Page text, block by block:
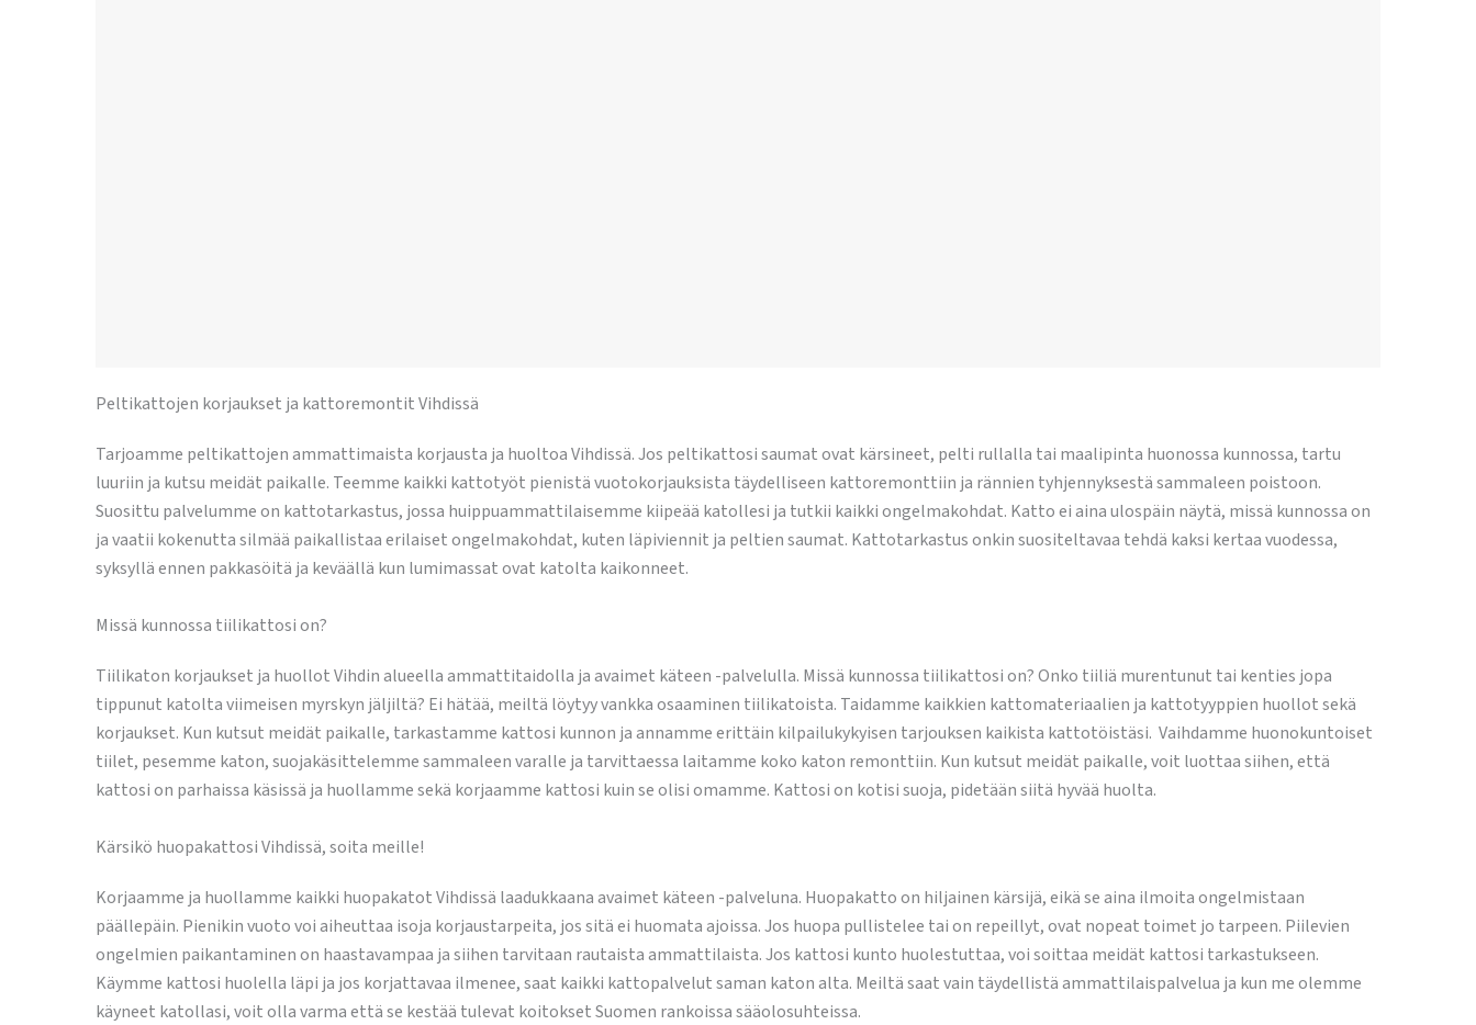
Peltikattojen korjaukset ja kattoremontit Vihdissä
Tarjoamme peltikattojen ammattimaista korjausta ja huoltoa Vihdissä. Jos peltikattosi saumat ovat kärsineet, pelti rullalla tai maalipinta huonossa kunnossa, tartu
luuriin ja kutsu meidät paikalle. Teemme kaikki kattotyöt pienistä vuotokorjauksista täydelliseen kattoremonttiin ja rännien tyhjennyksestä sammaleen poistoon.
Suosittu palvelumme on kattotarkastus, jossa huippuammattilaisemme kiipeää katollesi ja tutkii kaikki ongelmakohdat. Katto ei aina ulospäin näytä, missä kunnossa on
ja vaatii kokenutta silmää paikallistaa erilaiset ongelmakohdat, kuten läpiviennit ja peltien saumat. Kattotarkastus onkin suositeltavaa tehdä kaksi kertaa vuodessa,
syksyllä ennen pakkasöitä ja keväällä kun lumimassat ovat katolta kaikonneet.
Missä kunnossa tiilikattosi on?
Tiilikaton korjaukset ja huollot Vihdin alueella ammattitaidolla ja avaimet käteen -palvelulla. Missä kunnossa tiilikattosi on? Onko tiiliä murentunut tai kenties jopa
tippunut katolta viimeisen myrskyn jäljiltä? Ei hätää, meiltä löytyy vankka osaaminen tiilikatoista. Taidamme kaikkien kattomateriaalien ja kattotyyppien huollot sekä
korjaukset. Kun kutsut meidät paikalle, tarkastamme kattosi kunnon ja annamme erittäin kilpailukykyisen tarjouksen kaikista kattotöistäsi. Vaihdamme huonokuntoiset
tiilet, pesemme katon, suojakäsittelemme sammaleen varalle ja tarvittaessa laitamme koko katon remonttiin. Kun kutsut meidät paikalle, voit luottaa siihen, että
kattosi on parhaissa käsissä ja huollamme sekä korjaamme kattosi kuin se olisi omamme. Kattosi on kotisi suoja, pidetään siitä hyvää huolta.
Kärsikö huopakattosi Vihdissä, soita meille!
Korjaamme ja huollamme kaikki huopakatot Vihdissä laadukkaana avaimet käteen -palveluna. Huopakatto on hiljainen kärsijä, eikä se aina ilmoita ongelmistaan
päällepäin. Pienikin vuoto voi aiheuttaa isoja korjaustarpeita, jos sitä ei huomata ajoissa. Jos huopa pullistelee tai on repeillyt, ovat nopeat toimet jo tarpeen. Piilevien
ongelmien paikantaminen on haastavampaa ja siihen tarvitaan rautaista ammattilaista. Jos kattosi kunto huolestuttaa, voi soittaa meidät kattosi tarkastukseen.
Käymme kattosi huolella läpi ja jos korjattavaa ilmenee, saat kaikki kattopalvelut saman katon alta. Meiltä saat vain täydellistä ammattilaispalvelua ja kun me olemme
käyneet katollasi, voit olla varma että se kestää tulevat koitokset Suomen rankoissa sääolosuhteissa.